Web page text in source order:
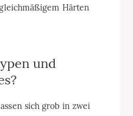
Härten
und
sich grob in zwei